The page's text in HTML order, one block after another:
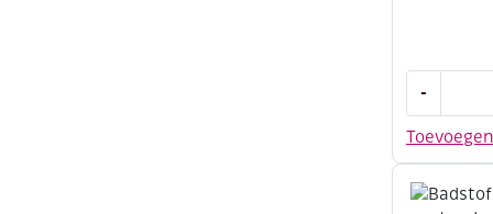
Toevoegen
-
aidarand,
gebroken
wit